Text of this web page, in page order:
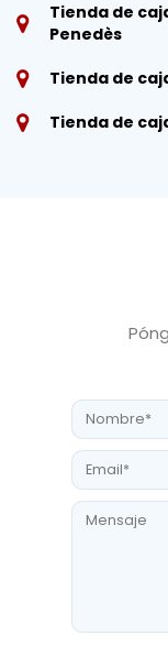
Tienda de
Penedès
Tienda de
Tienda de